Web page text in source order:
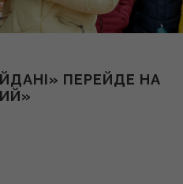
ПЕРЕЙДЕ НА